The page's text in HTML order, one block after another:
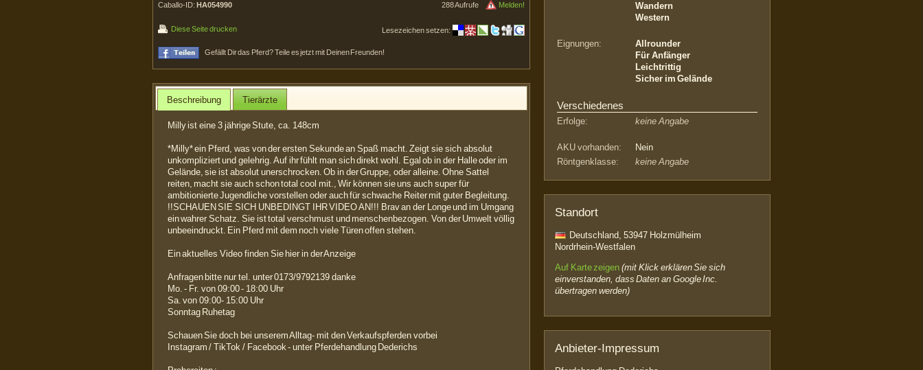
Caballo-ID: HA054990 Melden!
288 Aufrufe
Diese Seite drucken Lesezeichen setzen:
Gefällt Dir das Pferd? Teile es jetzt mit Deinen Freunden!
Beschreibung Tierärzte
Milly ist eine 3 jährige Stute, ca. 148cm
*Milly* ein Pferd, was von der ersten Sekunde an Spaß macht. Zeigt sie sich absolut
unkompliziert und gelehrig. Auf ihr fühlt man sich direkt wohl. Egal ob in der Halle oder im
Gelände, sie ist absolut unerschrocken. Ob in der Gruppe, oder alleine. Ohne Sattel
reiten, macht sie auch schon total cool mit., Wir können sie uns auch super für
ambitionierte Jugendliche vorstellen oder auch für schwache Reiter mit guter Begleitung.
!!SCHAUEN SIE SICH UNBEDINGT IHR VIDEO AN!!! Brav an der Longe und im Umgang
ein wahrer Schatz. Sie ist total verschmust und menschenbezogen. Von der Umwelt völlig
unbeeindruckt. Ein Pferd mit dem noch viele Türen offen stehen.
Ein aktuelles Video finden Sie hier in der Anzeige
Anfragen bitte nur tel. unter 0173/9792139 danke
Mo. - Fr. von 09:00 - 18:00 Uhr
Sa. von 09:00- 15:00 Uhr
Sonntag Ruhetag
Schauen Sie doch bei unserem Alltag- mit den Verkaufspferden vorbei
Instagram / TikTok / Facebook - unter Pferdehandlung Dederichs
Wandern
Western
Eignungen:
Allrounder
Für Anfänger
Leichtrittig
Sicher im Gelände
Verschiedenes
Erfolge: keine Angabe
AKU vorhanden:
Nein
Röntgenklasse:
keine Angabe
Standort
Deutschland, 53947 Holzmülheim
Nordrhein-Westfalen
Auf Karte zeigen (mit Klick erklären Sie sich
einverstanden, dass Daten an Google Inc.
übertragen werden)
Anbieter-Impressum